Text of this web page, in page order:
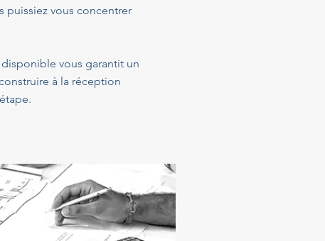
puissiez vous concentrer
vous garantit un
à la réception